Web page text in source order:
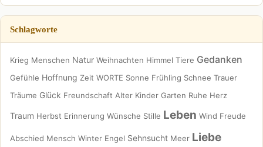
Schlagworte
Krieg Menschen Natur Weihnachten Himmel Tiere Gedanken
Gefühle Hoffnung Zeit WORTE Sonne Frühling Schnee Trauer
Träume Glück Freundschaft Alter Kinder Garten Ruhe Herz
Traum Herbst Erinnerung Wünsche Stille Leben Wind Freude
Abschied Mensch Winter Engel Sehnsucht Meer Liebe